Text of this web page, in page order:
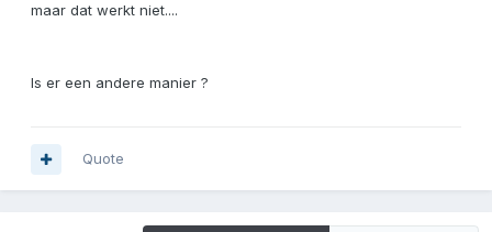
maar dat werkt niet....
Is er een andere manier ?
Quote